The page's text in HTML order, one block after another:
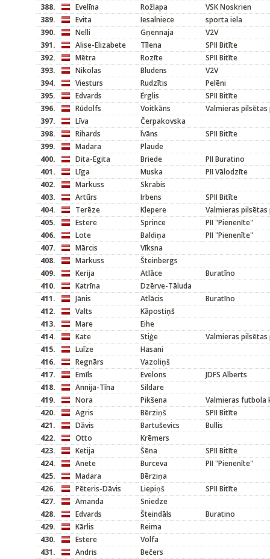
388.
Evelīna Rožlapa
VSK Noskrien
389.
Evita Iesalniece
sporta iela
390.
Nelli Gņennaja
V2V
391.
Alise-Elizabete Tīlena
SPII Bitīte
392.
Mētra Rozīte
SPII Bitīte
393.
Nikolas Bludens
V2V
394.
Viesturs Rudzītis
Pelēni
395.
Edvards Ērglis
SPII Bitīte
396.
Rūdolfs Voitkāns
Valmieras pilsētas
397.
Līva
Čerpakovska
398.
Rihards Īvāns
SPII Bitīte
399.
Madara
Plaude
400.
Dita-Egita Briede
PII Buratino
401.
Līga Muska
PII Vālodzīte
402.
Markuss
Skrabis
403.
Artūrs Irbens
SPII Bitīte
404.
Terēze Klepere
Valmieras pilsētas
405.
Estere Sprince
PII "Pienenīte"
406.
Lote Baldiņa
PII "Pienenīte"
407.
Mārcis
Vīksna
408.
Markuss
Šteinbergs
409.
Kerija Atlāce
Buratīno
410.
Katrīna
Dzērve-Tāluda
411.
Jānis Atlācis
Buratīno
412.
Valts
Kāpostiņš
413.
Mare
Eihe
414.
Kate Stiģe
Valmieras pilsētas
415.
Luīze
Hasani
416.
Regnārs
Vazoliņš
417.
Emīls Evelons
JDFS Alberts
418.
Annija-Tīna
Sildare
419.
Nora Pikšena
Valmieras futbola
420.
Agris Bērziņš
SPII Bitīte
421.
Dāvis Bartuševics
Bullis
422.
Otto
Krēmers
423.
Ketija Šēna
SPII Bitīte
424.
Anete Burceva
PII "Pienenīte"
425.
Madara
Bērziņa
426.
Pēteris-Dāvis Liepiņš
SPII Bitīte
427.
Amanda
Sniedze
428.
Edvards Šteindāls
Buratino
429.
Kārlis
Reima
430.
Estere
Volfa
431.
Andris
Bečers